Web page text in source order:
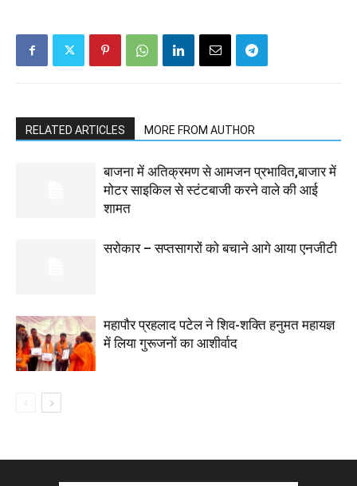
RELATED ARTICLES MORE FROM AUTHOR
बाजना में अतिक्रमण से आमजन प्रभावित,बाजार में
मोटर साइकिल से स्टंटबाजी करने वाले की आई
शामत
सरोकार – सप्तसागरों को बचाने आगे आया एनजीटी
महापौर प्रहलाद पटेल ने शिव-शक्ति हनुमत महायज्ञ
में लिया गुरूजनों का आशीर्वाद